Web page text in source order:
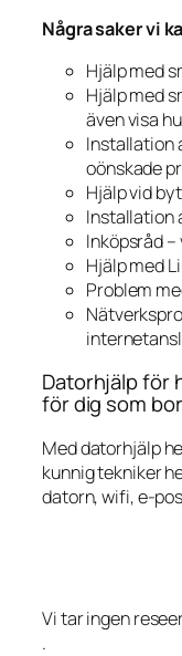
Några saker vi
Hjälp med
Hjälp med
även visa
Installation
oönskade
Hjälp vid
Installation
Inköpsråd –
Hjälp med
Problem
Datorhjälp för
för dig som
Med datorhjälp
kunnig tekniker
datorn, wifi, e-
Vi tar ingen
.